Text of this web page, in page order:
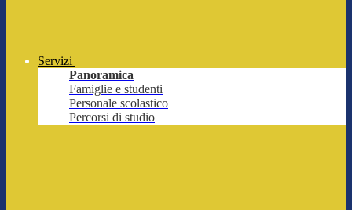
Servizi
Panoramica
Famiglie e studenti
Personale scolastico
Percorsi di studio